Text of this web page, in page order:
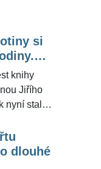
několiksi
knihy
Jiřího
nyní stal i
že
je opravdu
a
dlouhé